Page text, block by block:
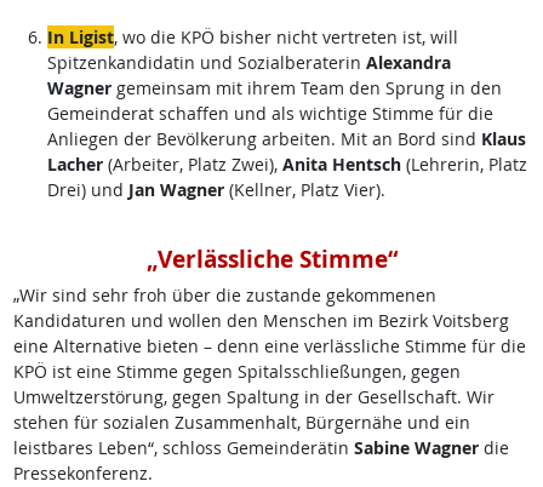
In Ligist, wo die KPÖ bisher nicht vertreten ist, will
Spitzenkandidatin und Sozialberaterin Alexandra
Wagnergemeinsam mit ihrem Team den Sprung in den
Gemeinderat schaffen und als wichtige Stimme für die
Anliegen der Bevölkerung arbeiten. Mit an Bord sind Klaus
Lacher(Arbeiter, Platz Zwei), Anita Hentsch(Lehrerin, Platz
Drei) und Jan Wagner(Kellner, Platz Vier).
„Verlässliche Stimme“
„Wir sind sehr froh über die zustande gekommenen
Kandidaturen und wollen den Menschen im Bezirk Voitsberg
eine Alternative bieten – denn eine verlässliche Stimme für die
KPÖ ist eine Stimme gegen Spitalsschließungen, gegen
Umweltzerstörung, gegen Spaltung in der Gesellschaft. Wir
stehen für sozialen Zusammenhalt, Bürgernähe und ein
leistbares Leben“, schloss Gemeinderätin Sabine Wagnerdie
Pressekonferenz.